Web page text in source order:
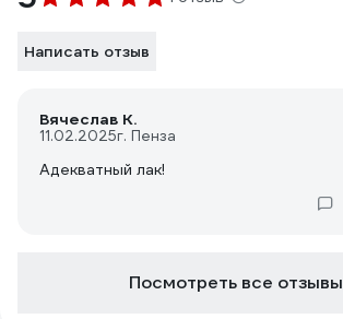
Написать отзыв
Вячеслав К.
11.02.2025г. Пенза
Адекватный лак!
Посмотреть все отзывы